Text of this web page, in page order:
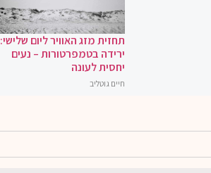
תחזית מזג האוויר ליום שלישי:
ירידה בטמפרטורות – נעים
יחסית לעונה
חיים גוטליב